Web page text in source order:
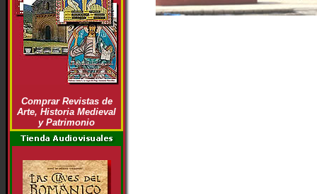
Comprar Revistas de
Arte, Historia Medieval
y Patrimonio